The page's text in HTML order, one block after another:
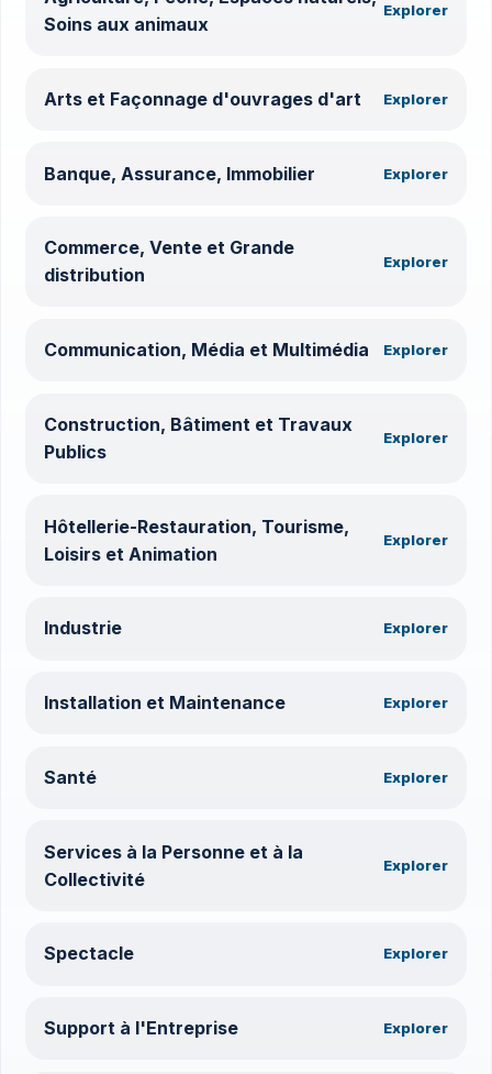
Soins aux animaux
Explorer
Arts et Façonnage d'ouvrages d'art Explorer
Banque, Assurance, Immobilier Explorer
Commerce, Vente et Grande
distribution
Explorer
Communication, Média et Multimédia Explorer
Construction, Bâtiment et Travaux
Publics
Explorer
Hôtellerie-Restauration, Tourisme,
Loisirs et Animation
Explorer
Industrie Explorer
Installation et Maintenance Explorer
Santé Explorer
Services à la Personne et à la
Collectivité
Explorer
Spectacle Explorer
Support à l'Entreprise Explorer